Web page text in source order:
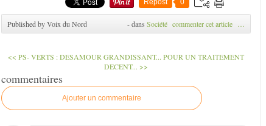
Repost 0
Published by Voix du Nord -dans Société commenter cet article …
<< PS- VERTS : DESAMOUR GRANDISSANT... POUR UN TRAITEMENT
DECENT... >>
commentaires
Ajouter un commentaire